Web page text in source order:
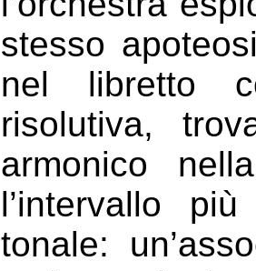
stesso
nel libretto
risolutiva,
armonico
l’intervallo
tonale: